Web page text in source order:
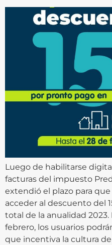
Luego de habilitarse
facturas del impuesto
extendió el plazo para
acceder al descuento del
total de la anualidad 2023.
febrero, los usuarios
que incentiva la cultura de